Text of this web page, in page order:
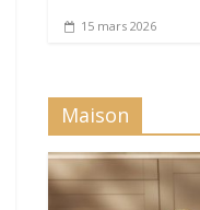
15 mars 2026
Maison